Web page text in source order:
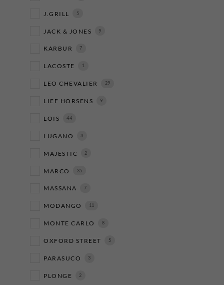
J.GRILL 5
JACK & JONES 9
KARBUR 7
LACOSTE 1
LEO CHEVALIER 29
LIEF HORSENS 9
LOIS 44
LUGANO 3
MAJESTIC 2
MARCO 35
MASSANA 7
MODANGO 11
MONTE CARLO 8
OXFORD STREET 5
PARASUCO 3
PLONGE 2